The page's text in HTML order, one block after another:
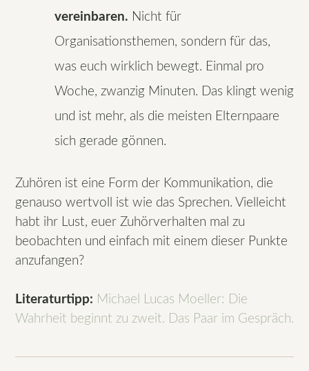
vereinbaren. Nicht für
Organisationsthemen, sondern für das,
was euch wirklich bewegt. Einmal pro
Woche, zwanzig Minuten. Das klingt wenig
und ist mehr, als die meisten Elternpaare
sich gerade gönnen.
Zuhören ist eine Form der Kommunikation, die
genauso wertvoll ist wie das Sprechen. Vielleicht
habt ihr Lust, euer Zuhörverhalten mal zu
beobachten und einfach mit einem dieser Punkte
anzufangen?
Literaturtipp: Michael Lucas Moeller: Die
Wahrheit beginnt zu zweit. Das Paar im Gespräch.